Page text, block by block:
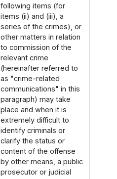
following items (for
items (ii) and (iii), a
series of the crimes), or
other matters in relation
to commission of the
relevant crime
(hereinafter referred to
as "crime-related
communications" in this
paragraph) may take
place and when it is
extremely difficult to
identify criminals or
clarify the status or
content of the offense
by other means, a public
prosecutor or judicial